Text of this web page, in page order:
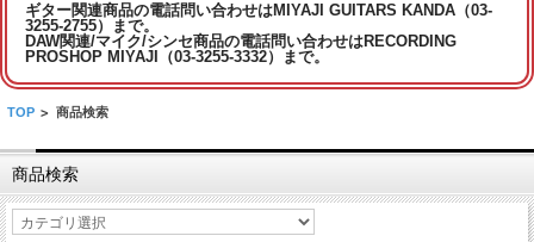
ギター関連商品の電話問い合わせはMIYAJI GUITARS KANDA（03-
3255-2755）まで。
DAW関連/マイク/シンセ商品の電話問い合わせはRECORDING
PROSHOP MIYAJI（03-3255-3332）まで。
TOP > 商品検索
商品検索